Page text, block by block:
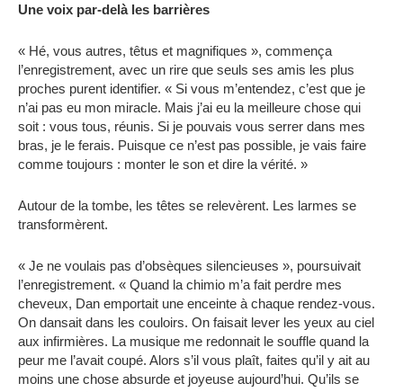
Une voix par-delà les barrières
« Hé, vous autres, têtus et magnifiques », commença
l’enregistrement, avec un rire que seuls ses amis les plus
proches purent identifier. « Si vous m’entendez, c’est que je
n’ai pas eu mon miracle. Mais j’ai eu la meilleure chose qui
soit : vous tous, réunis. Si je pouvais vous serrer dans mes
bras, je le ferais. Puisque ce n’est pas possible, je vais faire
comme toujours : monter le son et dire la vérité. »
Autour de la tombe, les têtes se relevèrent. Les larmes se
transformèrent.
« Je ne voulais pas d’obsèques silencieuses », poursuivait
l’enregistrement. « Quand la chimio m’a fait perdre mes
cheveux, Dan emportait une enceinte à chaque rendez-vous.
On dansait dans les couloirs. On faisait lever les yeux au ciel
aux infirmières. La musique me redonnait le souffle quand la
peur me l’avait coupé. Alors s’il vous plaît, faites qu’il y ait au
moins une chose absurde et joyeuse aujourd’hui. Qu’ils se